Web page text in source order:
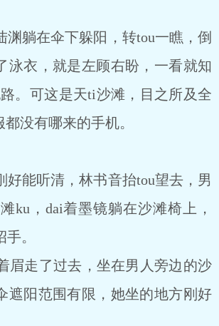
躺在伞下躲阳，转tou一瞧，倒
泳衣，就是左顾右盼，一看就知
。可这是天ti沙滩，目之所及全
没有哪来的手机。
能听清，林书音抬tou望去，男
ku，dai着墨镜躺在沙滩椅上，
。
走了过去，坐在男人旁边的沙
遮阳范围有限，她坐的地方刚好